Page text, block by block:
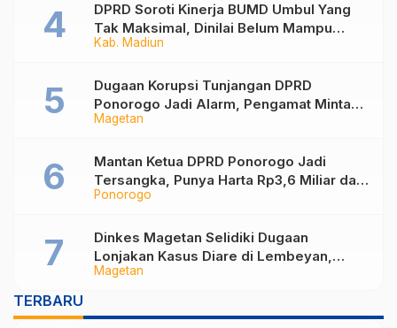
Kab. Madiun
DPRD Soroti Kinerja BUMD Umbul Yang
Tak Maksimal, Dinilai Belum Mampu
Hasilkan PAD
Magetan
Dugaan Korupsi Tunjangan DPRD
Ponorogo Jadi Alarm, Pengamat Minta
Magetan Perkuat Tata Kelola
Ponorogo
Mantan Ketua DPRD Ponorogo Jadi
Tersangka, Punya Harta Rp3,6 Miliar dan
Utang Rp1,4 Miliar
Magetan
Dinkes Magetan Selidiki Dugaan
Lonjakan Kasus Diare di Lembeyan,
Lakukan Penyelidikan Epidemiologi
TERBARU